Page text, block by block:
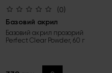
(0)
Базовий акрил
Базовий акрил прозорий
Perfect Clear Powder, 60 г